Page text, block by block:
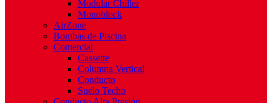
Modular Chiller
Monoblock
AirZone
Bombas de Piscina
Comercial
Cassette
Columna Vertical
Conducto
Suelo Techo